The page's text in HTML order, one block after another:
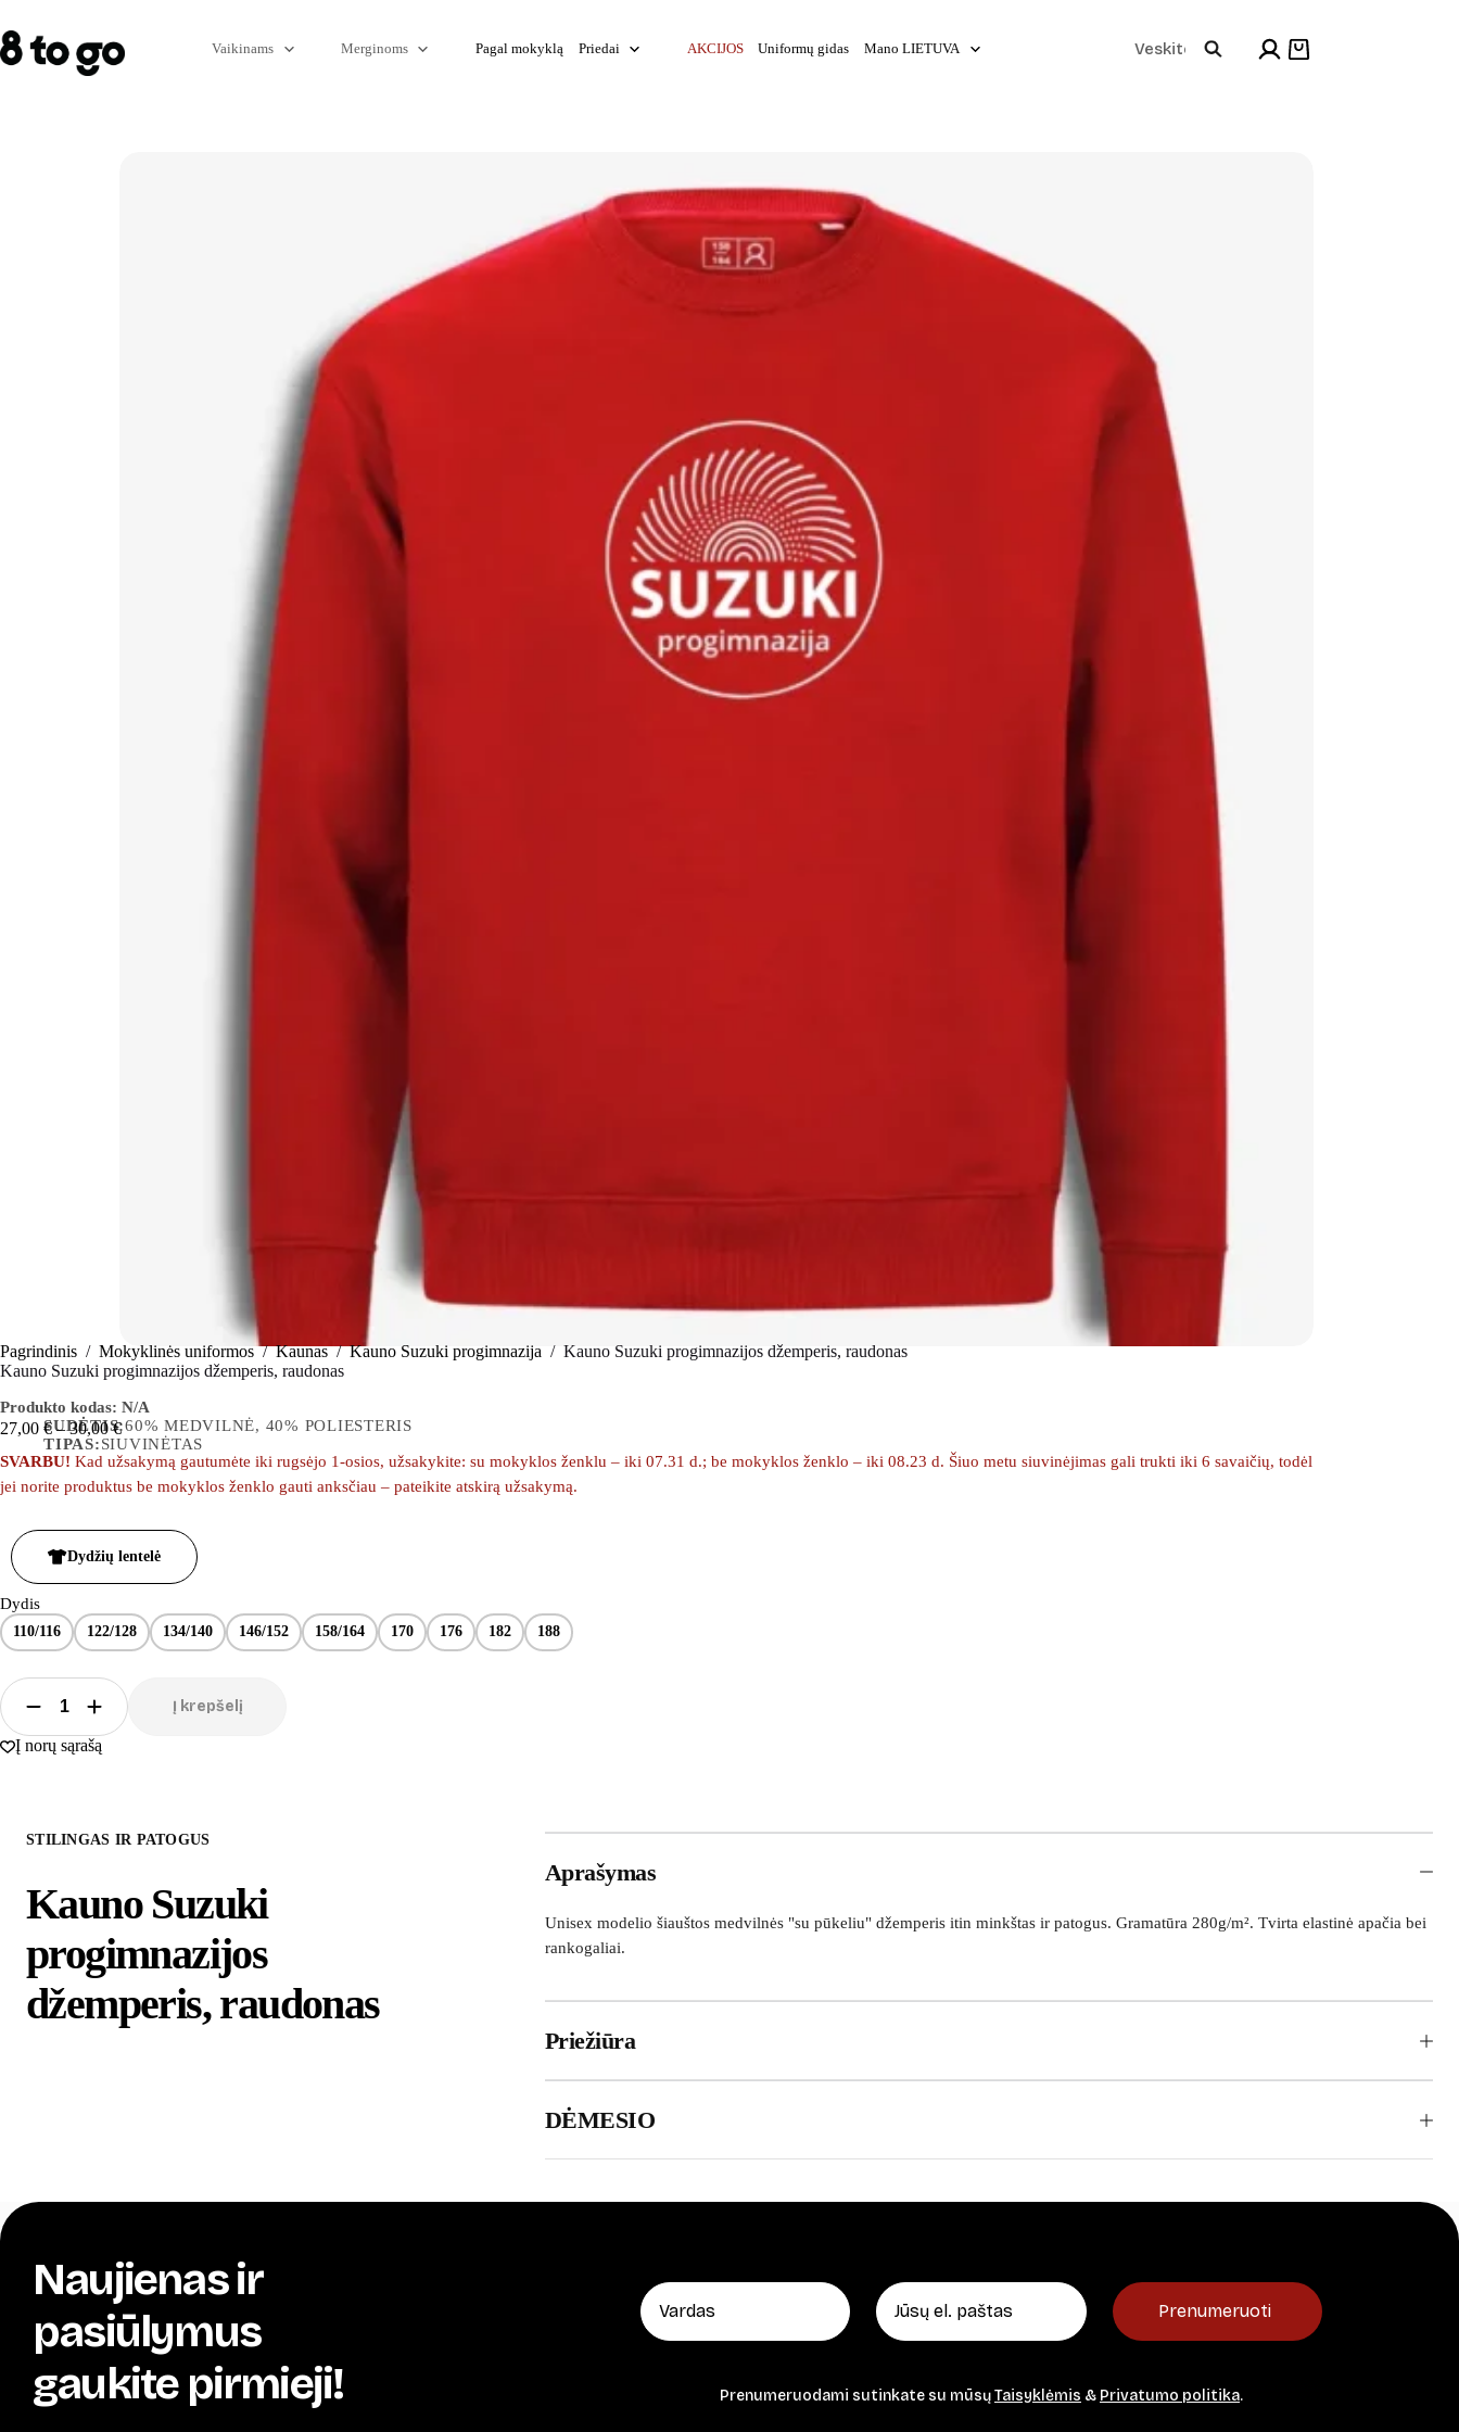
Vaikinams Merginoms Pagal mokyklą Priedai AKCIJOS Uniformų gidas Mano LIETUVA
Pagrindinis / Mokyklinės uniformos / Kaunas / Kauno Suzuki progimnazija / Kauno Suzuki progimnazijos džemperis, raudonas
Kauno Suzuki progimnazijos džemperis, raudonas
Produkto kodas: N/A
SUDĖTIS:60% MEDVILNĖ, 40% POLIESTERIS
TIPAS:SIUVINĖTAS
27,00 € – 30,00€
SVARBU! Kad užsakymą gautumėte iki rugsėjo 1-osios, užsakykite: su mokyklos ženklu – iki 07.31 d.; be mokyklos ženklo – iki 08.23 d. Šiuo metu siuvinėjimas gali trukti iki 6 savaičių, todėl
jei norite produktus be mokyklos ženklo gauti anksčiau – pateikite atskirą užsakymą.
Dydžių lentelė
Dydis
110/116 122/128 134/140 146/152 158/164 170 176 182 188
Į krepšelį
Į norų sąrašą
STILINGAS IR PATOGUS
Kauno Suzuki
progimnazijos
džemperis, raudonas
Aprašymas
Unisex modelio šiauštos medvilnės "su pūkeliu" džemperis itin minkštas ir patogus. Gramatūra 280g/m². Tvirta elastinė apačia bei
rankogaliai.
Priežiūra
DĖMESIO
Naujienas ir
pasiūlymus
gaukite pirmieji!
Prenumeruoti
Prenumeruodami sutinkate su mūsųTaisyklėmis & Privatumo politika.